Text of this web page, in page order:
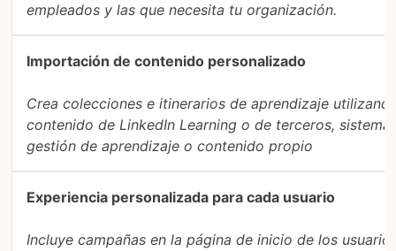
empleados y las que necesita tu organización.
Importación de contenido personalizado
Crea colecciones e itinerarios de aprendizaje
contenido de LinkedIn Learning o de terceros,
gestión de aprendizaje o contenido propio
Experiencia personalizada para cada usuario
Incluye campañas en la página de inicio de los